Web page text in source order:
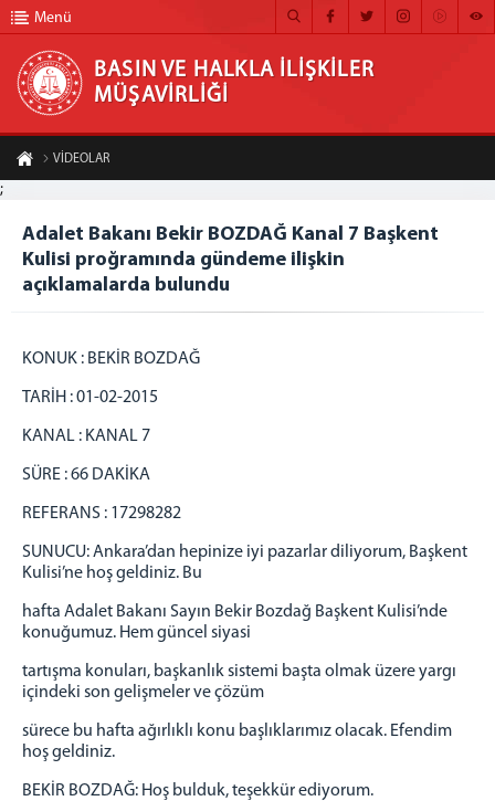
BASIN VE HALKLA İLİŞKİLER MÜŞAVİRLİĞİ
ANA SAYFA
MÜŞAVİRLİĞİMİZ
HABER ARŞİVİ
FOTOĞRAF ARŞİVİ
GÖRÜNTÜLÜ HABER
BÜLTEN
İLETİŞİM
Menü
BASIN VE HALKLA İLİŞKİLER
MÜŞAVİRLİĞİ
VİDEOLAR
Paylaş
;
Adalet Bakanı Bekir BOZDAĞ Kanal 7 Başkent
Kulisi proğramında gündeme ilişkin
açıklamalarda bulundu
KONUK : BEKİR BOZDAĞ
TARİH : 01-02-2015
KANAL : KANAL 7
SÜRE : 66 DAKİKA
REFERANS : 17298282
SUNUCU: Ankara’dan hepinize iyi pazarlar diliyorum, Başkent
Kulisi’ne hoş geldiniz. Bu
hafta Adalet Bakanı Sayın Bekir Bozdağ Başkent Kulisi’nde
konuğumuz. Hem güncel siyasi
tartışma konuları, başkanlık sistemi başta olmak üzere yargı
içindeki son gelişmeler ve çözüm
sürece bu hafta ağırlıklı konu başlıklarımız olacak. Efendim
hoş geldiniz.
BEKİR BOZDAĞ: Hoş bulduk, teşekkür ediyorum.